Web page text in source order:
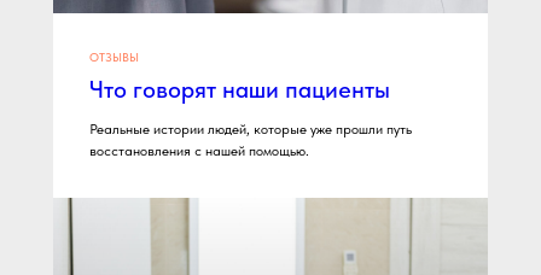
ОТЗЫВЫ
Что говорят наши пациенты
Реальные истории людей, которые уже прошли путь
восстановления с нашей помощью.